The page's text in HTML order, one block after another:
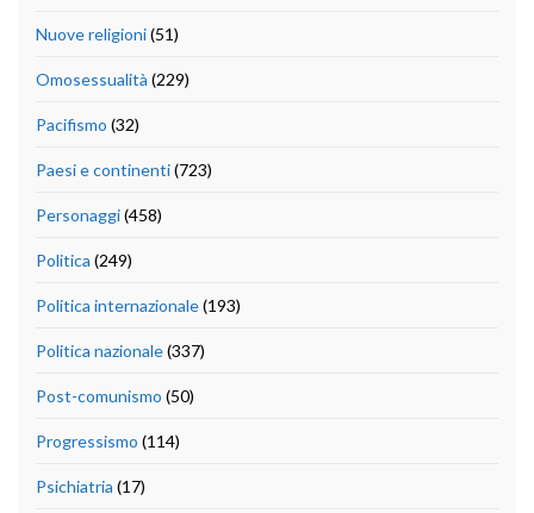
Nuove religioni(51)
Omosessualità (229)
Pacifismo (32)
Paesi e continenti(723)
Personaggi(458)
Politica (249)
Politica internazionale(193)
Politica nazionale(337)
Post-comunismo (50)
Progressismo (114)
Psichiatria (17)